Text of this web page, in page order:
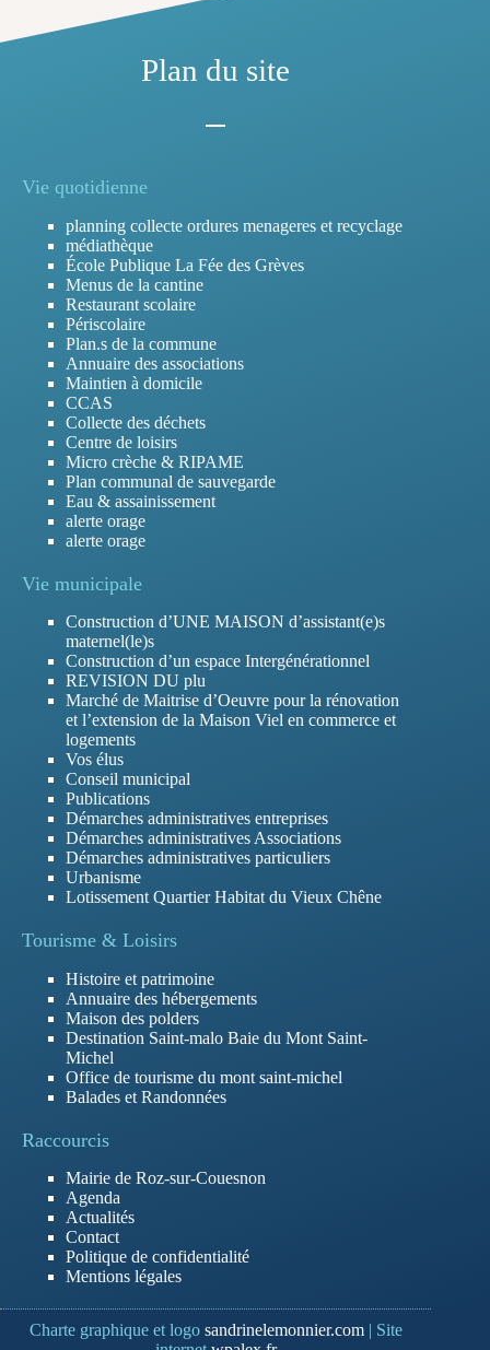
Plan du site
Vie quotidienne
planning collecte ordures menageres et recyclage
médiathèque
École Publique La Fée des Grèves
Menus de la cantine
Restaurant scolaire
Périscolaire
Plan.s de la commune
Annuaire des associations
Maintien à domicile
CCAS
Collecte des déchets
Centre de loisirs
Micro crèche & RIPAME
Plan communal de sauvegarde
Eau & assainissement
alerte orage
alerte orage
Vie municipale
Construction d’UNE MAISON d’assistant(e)s
maternel(le)s
Construction d’un espace Intergénérationnel
REVISION DU plu
Marché de Maitrise d’Oeuvre pour la rénovation
et l’extension de la Maison Viel en commerce et
logements
Vos élus
Conseil municipal
Publications
Démarches administratives entreprises
Démarches administratives Associations
Démarches administratives particuliers
Urbanisme
Lotissement Quartier Habitat du Vieux Chêne
Tourisme & Loisirs
Histoire et patrimoine
Annuaire des hébergements
Maison des polders
Destination Saint-malo Baie du Mont Saint-
Michel
Office de tourisme du mont saint-michel
Balades et Randonnées
Raccourcis
Mairie de Roz-sur-Couesnon
Agenda
Actualités
Contact
Politique de confidentialité
Mentions légales
Charte graphique et logo sandrinelemonnier.com| Site